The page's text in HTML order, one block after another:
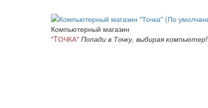
Компьютерный магазин
"TОЧКА" Попади в Точку, выбирая компьютер!